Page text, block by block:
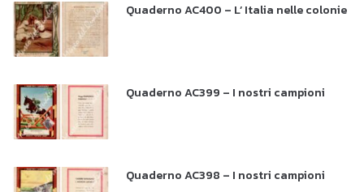
Quaderno AC400 – L’ Italia nelle colonie
Quaderno AC399 – I nostri campioni
Quaderno AC398 – I nostri campioni